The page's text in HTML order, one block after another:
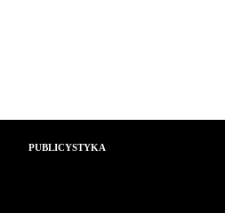
PUBLICYSTYKA